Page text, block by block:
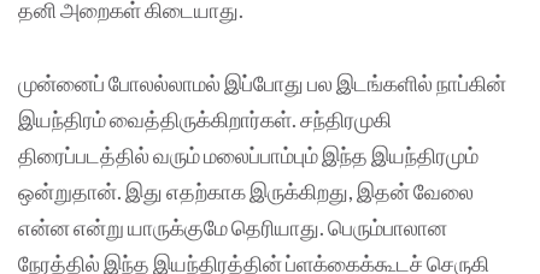
தனி அறைகள் கிடையாது.
முன்னைப் போலல்லாமல் இப்போது பல இடங்களில் நாப்கின்
இயந்திரம் வைத்திருக்கிறார்கள். சந்திரமுகி
திரைப்படத்தில் வரும் மலைப்பாம்பும் இந்த இயந்திரமும்
ஒன்றுதான். இது எதற்காக இருக்கிறது, இதன் வேலை
என்ன என்று யாருக்குமே தெரியாது. பெரும்பாலான
நேரத்தில் இந்த இயந்திரத்தின் ப்ளக்கைக்கூடச் செருகி